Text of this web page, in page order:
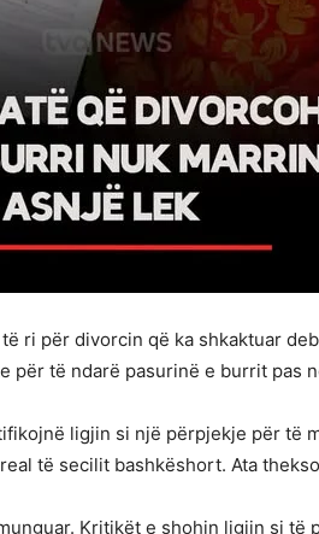
ri për divorcin që ka shkaktuar
për të ndarë pasurinë e burrit
ligjin si një përpjekje për të
të secilit bashkëshort. Ata
Kritikët e shohin ligjin si